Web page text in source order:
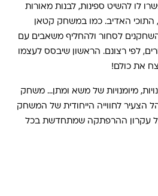
לו
להשיט ספינות, לבנות מאורות
התוכי האדיב. כמו במשחק קטאן
לסחור ולהחליף משאבים עם
לפי רצונם. הראשון שיבסס לעצמו
את כולם!
מיומנויות של משא ומתן… משחק
הצעיר לחווייה הייחודית של המשחק
עקרון ההרפתקה שמתחדשת בכל